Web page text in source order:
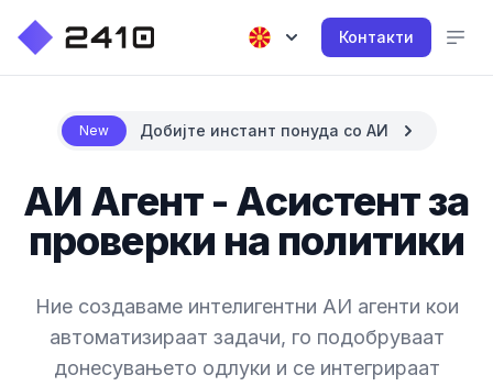
Контакти
New Добијте инстант понуда со АИ
АИ Агент - Асистент за
проверки на политики
Ние создаваме интелигентни АИ агенти кои
автоматизираат задачи, го подобруваат
донесувањето одлуки и се интегрираат